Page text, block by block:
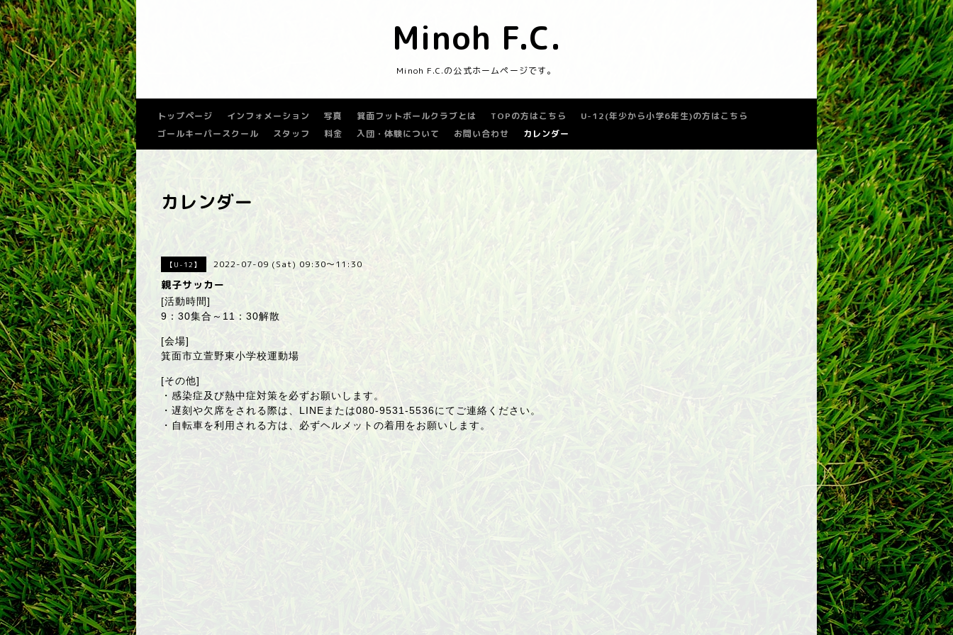
Minoh F.C.
Minoh F.C.の公式ホームページです。
トップページ インフォメーション 写真 箕面フットボールクラブとは TOPの方はこちら
U-12(年少から小学6年生)の方はこちら
ゴールキーパースクール
スタッフ 料金 入団・体験について お問い合わせ カレンダー
カレンダー
【U-12】 2022-07-09 (Sat) 09:30～11:30
親子サッカー
[活動時間]
9：30集合～11：30解散
[会場]
箕面市立萱野東小学校運動場
[その他]
・感染症及び熱中症対策を必ずお願いします。
・遅刻や欠席をされる際は、LINEまたは080-9531-5536にてご連絡ください。
・自転車を利用される方は、必ずヘルメットの着用をお願いします。